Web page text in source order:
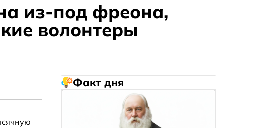
из-под фреона,
волонтеры
Факт дня